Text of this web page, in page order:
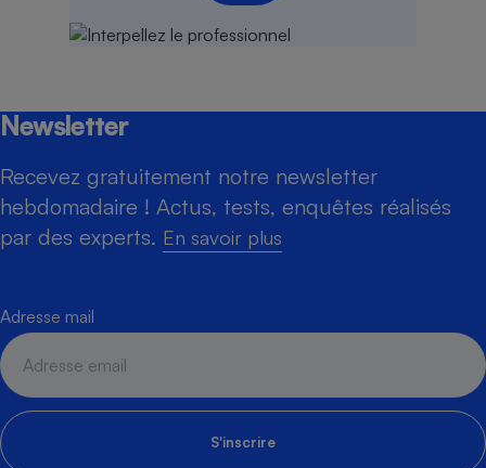
Newsletter
Recevez gratuitement notre newsletter
hebdomadaire ! Actus, tests, enquêtes réalisés
par des experts. En savoir plus
Adresse mail
S'inscrire